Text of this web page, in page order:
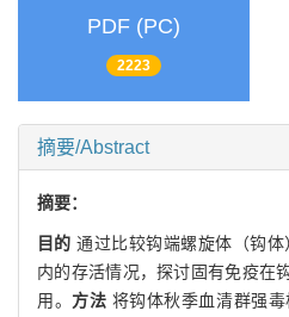
PDF (PC)
2223
摘要/Abstract
摘要：
目的通过比较钩端螺旋体（钩
内的存活情况，探讨固有免疫在
用。 方法 将钩体秋季血清群强